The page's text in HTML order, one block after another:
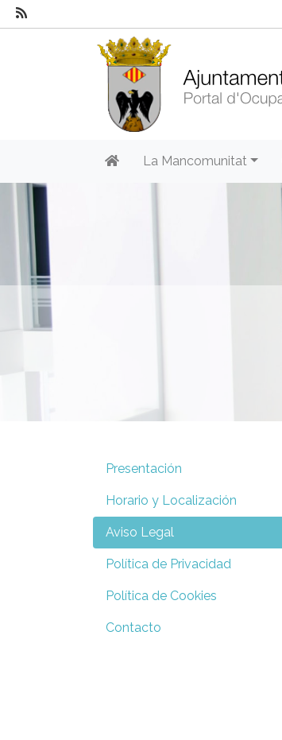
La Mancomunitat
Presentación
Horario y Localización
Aviso Legal
Política de Privacidad
Política de Cookies
Contacto